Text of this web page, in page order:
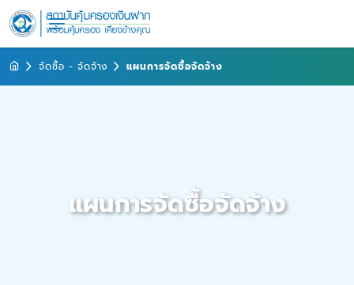
จัดซื้อ - จัดจ้าง แผนการจัดซื้อจัดจ้าง
แผนการจัดซื้อจัดจ้าง